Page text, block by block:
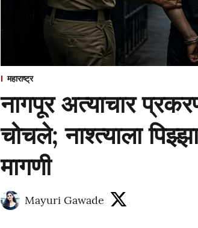
महाराष्ट्र
नागपूर अत्याचार
चोचले; नाश्त्याला
मागणी
Mayuri Gawade